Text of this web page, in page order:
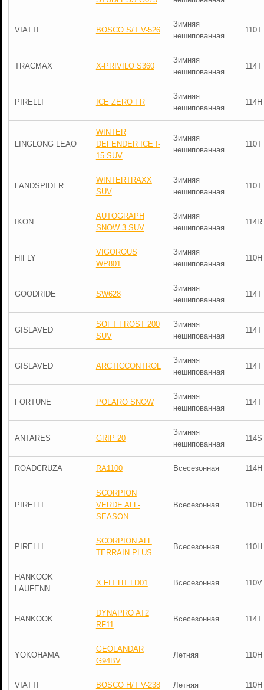
VIATTI BOSCO S/T V-526
Зимняя
нешипованная
110T
TRACMAX X-PRIVILO S360
Зимняя
нешипованная
114T
PIRELLI ICE ZERO FR
Зимняя
нешипованная
114H
LINGLONG LEAO
WINTER
DEFENDER ICE I-
15 SUV
Зимняя
нешипованная
110T
LANDSPIDER
WINTERTRAXX
SUV
Зимняя
нешипованная
110T
IKON
AUTOGRAPH
SNOW 3 SUV
Зимняя
нешипованная
114R
HIFLY
VIGOROUS
WP801
Зимняя
нешипованная
110H
GOODRIDE SW628
Зимняя
нешипованная
114T
GISLAVED
SOFT FROST 200
SUV
Зимняя
нешипованная
114T
GISLAVED ARCTICCONTROL
Зимняя
нешипованная
114T
FORTUNE POLARO SNOW
Зимняя
нешипованная
114T
ANTARES GRIP 20
Зимняя
нешипованная
114S
ROADCRUZA RA1100 Всесезонная 114H
PIRELLI
SCORPION
VERDE ALL-
SEASON
Всесезонная 110H
PIRELLI
SCORPION ALL
TERRAIN PLUS
Всесезонная 110H
HANKOOK
LAUFENN
X FIT HT LD01 Всесезонная 110V
HANKOOK
DYNAPRO AT2
RF11
Всесезонная 114T
YOKOHAMA
GEOLANDAR
G94BV
Летняя 110H
VIATTI BOSCO H/T V-238 Летняя 110H